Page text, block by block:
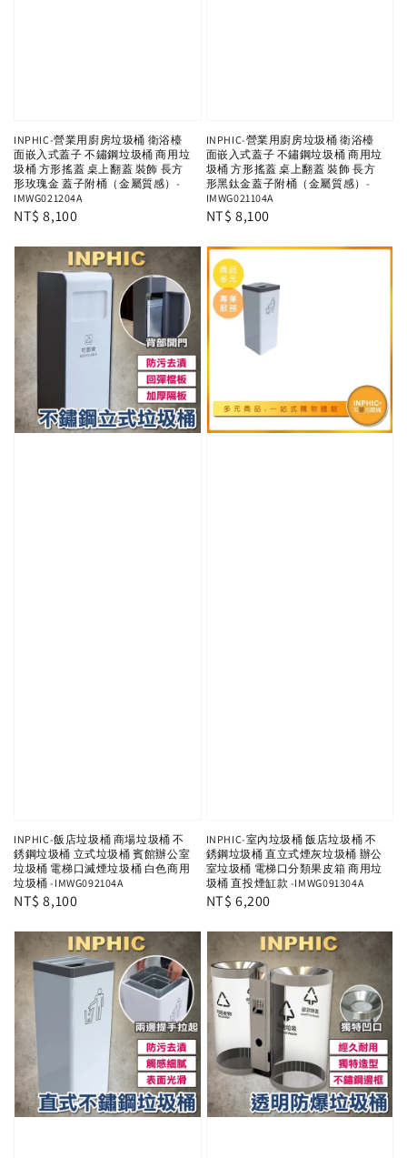
INPHIC-營業用廚房垃圾桶 衛浴檯
面嵌入式蓋子 不鏽鋼垃圾桶 商用垃
圾桶 方形搖蓋 桌上翻蓋 裝飾 長方
形玫瑰金 蓋子附桶（金屬質感）-
IMWG021204A
Regular
NT$ 8,100
INPHIC-營業用廚房垃圾桶 衛浴檯
面嵌入式蓋子 不鏽鋼垃圾桶 商用垃
圾桶 方形搖蓋 桌上翻蓋 裝飾 長方
形黑鈦金蓋子附桶（金屬質感）-
IMWG021104A
Regular
NT$ 8,100
INPHIC-飯店垃圾桶 商場垃圾桶 不
銹鋼垃圾桶 立式垃圾桶 賓館辦公室
垃圾桶 電梯口滅煙垃圾桶 白色商用
垃圾桶 -IMWG092104A
Regular
NT$ 8,100
INPHIC-室內垃圾桶 飯店垃圾桶 不
銹鋼垃圾桶 直立式煙灰垃圾桶 辦公
室垃圾桶 電梯口分類果皮箱 商用垃
圾桶 直投煙缸款 -IMWG091304A
Regular
NT$ 6,200